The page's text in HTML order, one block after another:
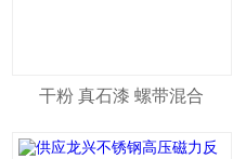
干粉 真石漆 螺带混合